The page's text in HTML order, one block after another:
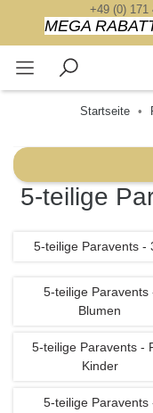
+49 (0) 171
MEGA
Startseite
5-teilige
5-teilige Paravents -
5-teilige Paravents
Blumen
5-teilige Paravents -
Kinder
5-teilige Paravents